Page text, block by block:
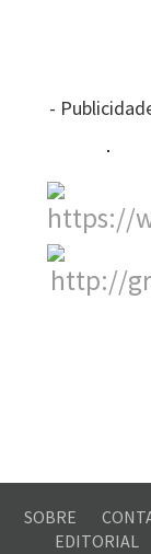
-
SOBRE
EDITORIAL